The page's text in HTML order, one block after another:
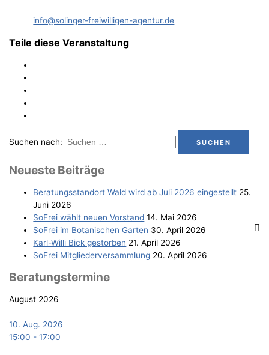
info@solinger-freiwilligen-agentur.de
Teile diese Veranstaltung
Suchen nach:
Neu­es­te Beiträge
Bera­tungs­stand­ort Wald wird ab Juli 2026 eingestellt 25.
Juni 2026
SoFrei wählt neu­en Vorstand 14. Mai 2026
SoFrei im Bota­ni­schen Garten 30. April 2026
Karl-Wil­li Bick gestorben 21. April 2026
SoFrei Mit­glie­der­ver­samm­lung 20. April 2026
Bera­tungs­ter­mi­ne
August 2026
10. Aug. 2026
15:00 -17:00